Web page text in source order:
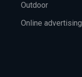
Outdoor
Online advertising